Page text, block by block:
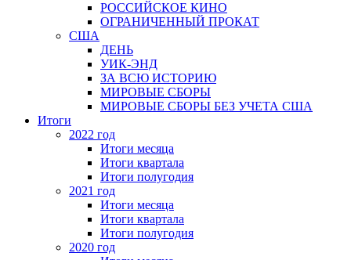
РОССИЙСКОЕ КИНО
ОГРАНИЧЕННЫЙ ПРОКАТ
США
ДЕНЬ
УИК-ЭНД
ЗА ВСЮ ИСТОРИЮ
МИРОВЫЕ СБОРЫ
МИРОВЫЕ СБОРЫ БЕЗ УЧЕТА США
Итоги
2022 год
Итоги месяца
Итоги квартала
Итоги полугодия
2021 год
Итоги месяца
Итоги квартала
Итоги полугодия
2020 год